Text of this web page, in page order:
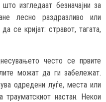
изгледаат безначајни за
лесно раздразливо или
се кријат: стравот, тагата,
често се првите
можат да ги забележат.
одредени луѓе, места или
трауматскиот настан. Некои